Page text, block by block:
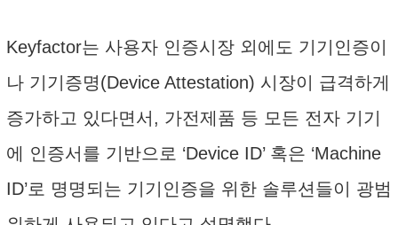
Keyfactor는 사용자 인증시장 외에도 기기인증이
나 기기증명(Device Attestation) 시장이 급격하게
증가하고 있다면서, 가전제품 등 모든 전자 기기
에 인증서를 기반으로 ‘Device ID’ 혹은 ‘Machine
ID’로 명명되는 기기인증을 위한 솔루션들이 광범